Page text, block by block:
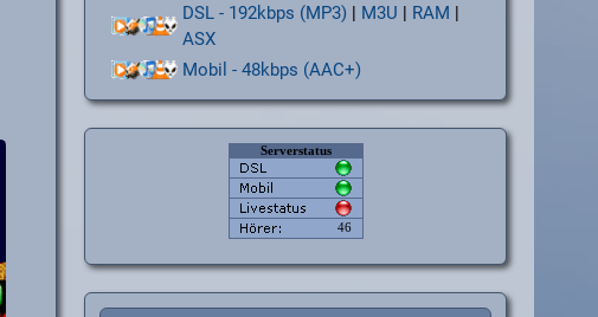
DSL - 192kbps (MP3) | M3U | RAM |
ASX
Mobil - 48kbps (AAC+)